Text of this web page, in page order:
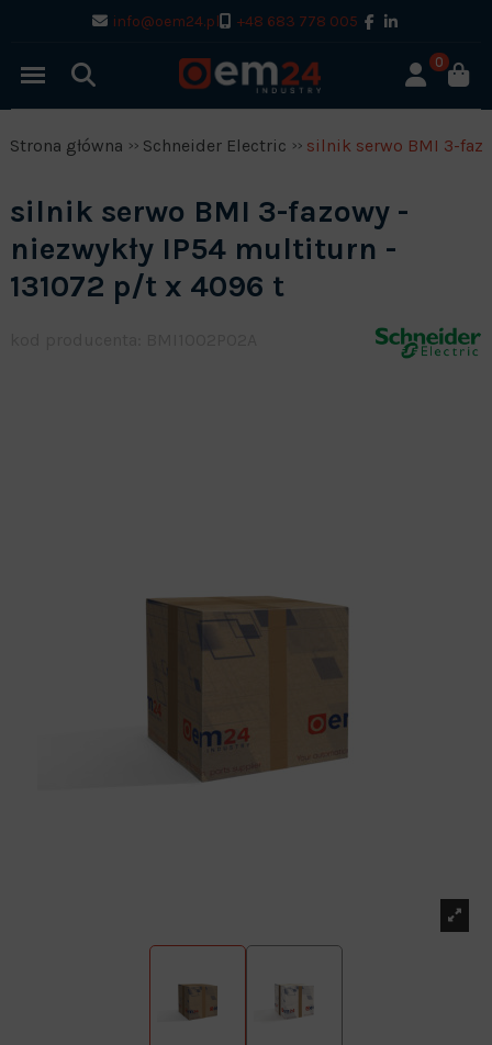
info@oem24.pl +48 683 778 005
0
Strona główna Schneider Electric silnik serwo BMI 3-
silnik serwo BMI 3-fazowy -
niezwykły IP54 multiturn -
131072 p/t x 4096 t